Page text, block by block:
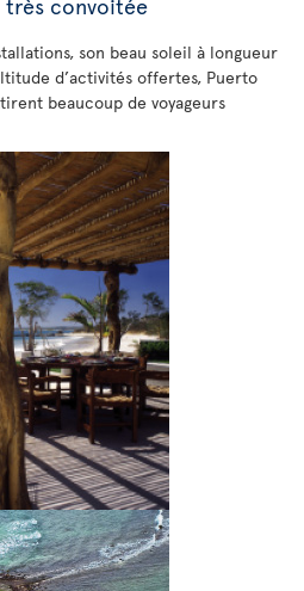
son beau soleil à longueur
d’activités offertes, Puerto
beaucoup de voyageurs